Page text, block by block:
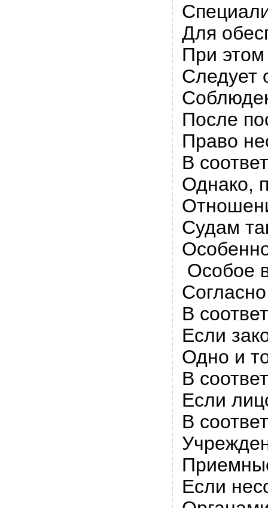
Для
При этом
Следует
После
Право
В
Однако,
Судам
Особое
В
Если
Одно и
В
Если
В
Если